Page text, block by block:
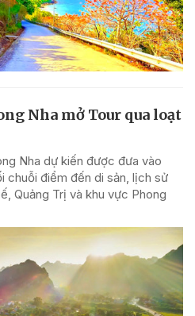
Nha mở Tour qua loạt
Nha dự kiến được đưa vào
chuỗi điểm đến di sản, lịch sử
Quảng Trị và khu vực Phong